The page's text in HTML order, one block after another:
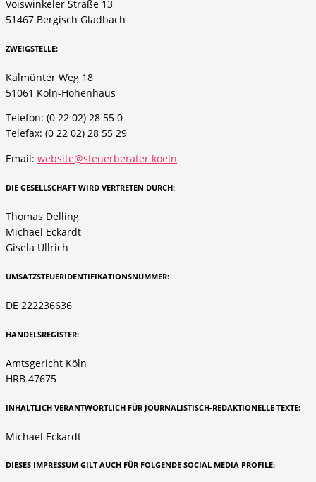
Voiswinkeler Straße 13
51467 Bergisch Gladbach
ZWEIGSTELLE:
Kalmünter Weg 18
51061 Köln-Höhenhaus
Telefon: (0 22 02) 28 55 0
Telefax: (0 22 02) 28 55 29
Email: website@steuerberater.koeln
DIE GESELLSCHAFT WIRD VERTRETEN DURCH:
Thomas Delling
Michael Eckardt
Gisela Ullrich
UMSATZSTEUERIDENTIFIKATIONSNUMMER:
DE 222236636
HANDELSREGISTER:
Amtsgericht Köln
HRB 47675
INHALTLICH VERANTWORTLICH FÜR JOURNALISTISCH-REDAKTIONELLE TEXTE:
Michael Eckardt
DIESES IMPRESSUM GILT AUCH FÜR FOLGENDE SOCIAL MEDIA PROFILE: